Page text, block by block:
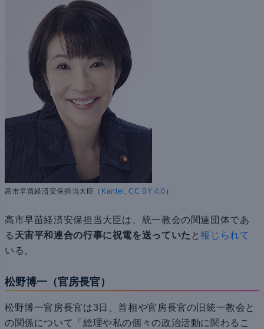
高市早苗経済安保担当大臣（ Kantei, CC BY 4.0 ）
高市早苗経済安保担当大臣は、統一教会の関連団体であ
る 天宙平和連合の行事に祝電を送っていた と報じられて
いる。
松野博一（官房長官）
松野博一官房長官は3日、首相や官房長官の旧統一教会と
の関係について「総理や私の個々の政治活動に関わるこ